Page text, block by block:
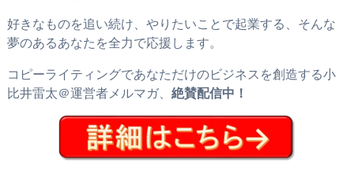
好きなものを追い続け、やりたいことで起業する、そんな
夢のあるあなたを全力で応援します。
コピーライティングであなただけのビジネスを創造する小
比井雷太＠運営者メルマガ、 絶賛配信中！